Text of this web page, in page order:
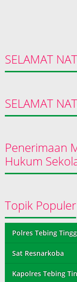
SELAMAT
SELAMAT
Penerimaan
Hukum
Topik Populer
Polres Tebing
Sat Resnarkoba
Kapolres Tebing